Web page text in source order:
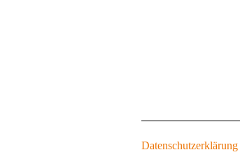
Datenschutzerklärung